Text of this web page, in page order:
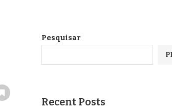
Pesquisar
Recent Posts